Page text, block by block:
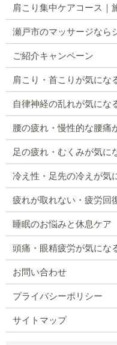
肩こり集中ケアコース｜
瀬戸市のマッサージなら
ご紹介キャンペーン
肩こり・首こりが気にな
自律神経の乱れが気にな
腰の疲れ・慢性的な腰痛
足の疲れ・むくみが気に
冷え性・足先の冷えが気
疲れが取れない・疲労回
睡眠のお悩みと休息ケア
頭痛・眼精疲労が気にな
お問い合わせ
プライバシーポリシー
サイトマップ